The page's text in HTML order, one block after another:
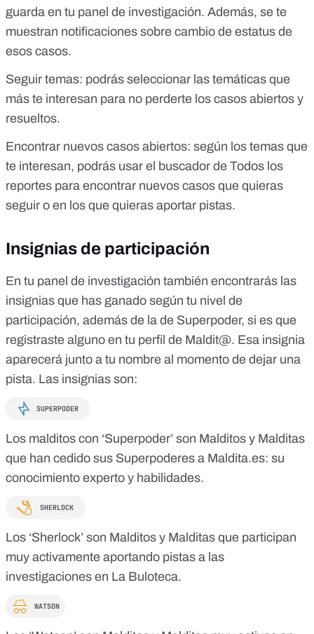
guarda en tu panel de investigación. Además, se te
muestran notificaciones sobre cambio de estatus de
esos casos.
Seguir temas: podrás seleccionar las temáticas que
más te interesan para no perderte los casos abiertos y
resueltos.
Encontrar nuevos casos abiertos: según los temas que
te interesan, podrás usar el buscador de Todos los
reportes para encontrar nuevos casos que quieras
seguir o en los que quieras aportar pistas.
Insignias de participación
En tu panel de investigación también encontrarás las
insignias que has ganado según tu nivel de
participación, además de la de Superpoder, si es que
registraste alguno en tu perfil de Maldit@. Esa insignia
aparecerá junto a tu nombre al momento de dejar una
pista. Las insignias son:
Los malditos con ‘Superpoder’ son Malditos y Malditas
que han cedido sus Superpoderes a Maldita.es: su
conocimiento experto y habilidades.
Los ‘Sherlock’ son Malditos y Malditas que participan
muy activamente aportando pistas a las
investigaciones en La Buloteca.